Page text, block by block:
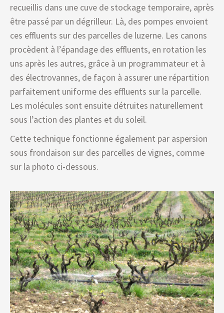
recueillis dans une cuve de stockage temporaire, après
être passé par un dégrilleur. Là, des pompes envoient
ces effluents sur des parcelles de luzerne. Les canons
procèdent à l’épandage des effluents, en rotation les
uns après les autres, grâce à un programmateur et à
des électrovannes, de façon à assurer une répartition
parfaitement uniforme des effluents sur la parcelle.
Les molécules sont ensuite détruites naturellement
sous l’action des plantes et du soleil.
Cette technique fonctionne également par aspersion
sous frondaison sur des parcelles de vignes, comme
sur la photo ci-dessous.